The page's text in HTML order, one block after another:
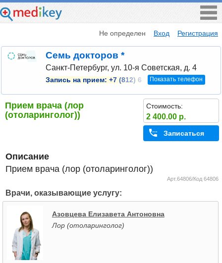
Не определен Вход Регистрация
Семь докторов *
Санкт-Петербург, ул. 10-я Советская, д. 4
Запись на прием: +7 (812) 6 Показать телефон
Прием врача (лор
(отоларинголог))
Стоимость:
2 400.00 р.
Записаться
Описание
Прием врача (лор (отоларинголог))
Арт.64806/Код 64806
Врачи, оказывающие услугу:
Азовцева Елизавета Антоновна
Лор (отоларинголог)